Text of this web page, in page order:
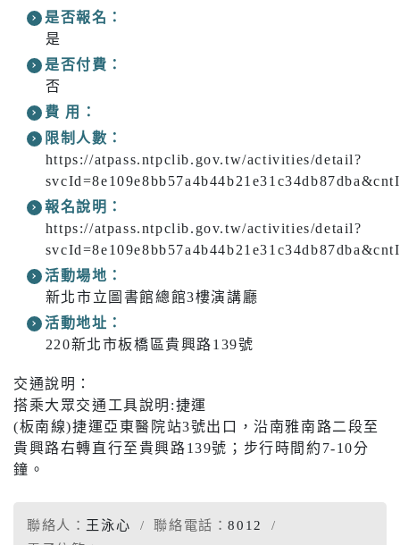
是否報名：
是
是否付費：
否
費 用：
限制人數：
https://atpass.ntpclib.gov.tw/activities/detail?
報名說明：
https://atpass.ntpclib.gov.tw/activities/detail?
活動場地：
新北市立圖書館總館3樓演講廳
活動地址：
220新北市板橋區貴興路139號
交通說明：
搭乘大眾交通工具說明:捷運
(板南線)捷運亞東醫院站3號出口，沿南雅南路二段至
貴興路右轉直行至貴興路139號；步行時間約7-10分
鐘。
聯絡人： 王泳心 聯絡電話：8012